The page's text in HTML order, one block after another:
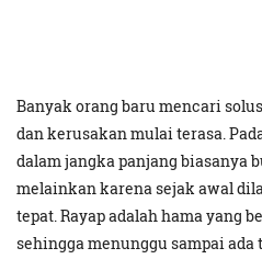
Banyak orang baru mencari
dan kerusakan mulai terasa.
dalam jangka panjang biasanya
melainkan karena sejak awal
tepat. Rayap adalah hama yang
sehingga menunggu sampai